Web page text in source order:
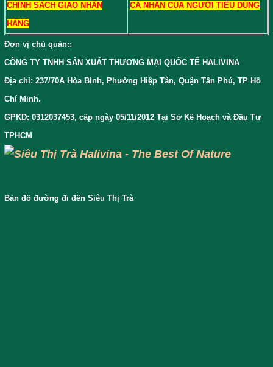
CHÍNH SÁCH GIAO NHẬN
HÀNG
CÁ NHÂN CỦA NGƯỜI TIÊU DÙNG
Đơn vị chủ quản::
CÔNG TY TNHH SẢN XUẤT THƯƠNG MẠI QUỐC TẾ HALIVINA
Địa chỉ: 237/70A Hòa Bình, Phường Hiệp Tân, Quận Tân Phú, TP Hồ
Chí Minh.
GPKD: 0312037453, cấp ngày 05/11/2012 Tại Sở Kế Hoạch và Đầu Tư
TPHCM
Bản đồ đường đi đến Siêu Thị Trà